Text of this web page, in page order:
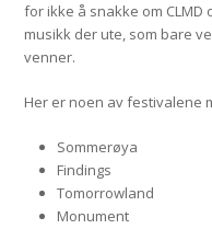
for ikke å snakke om CLMD
musikk der ute, som bare
venner.
Her er noen av festivalene
Sommerøya
Findings
Tomorrowland
Monument